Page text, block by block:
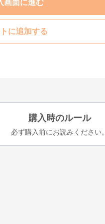
画面に進む
に追加する
購入時のルール
必ず購入前にお読みください。